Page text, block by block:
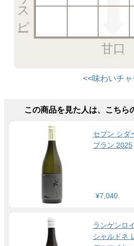
甘口
<<味わいチ
この商品を見た人は、こちら
セブン シダ
ブラン 2025
¥7,040
ランゲンロ
シャルドネ